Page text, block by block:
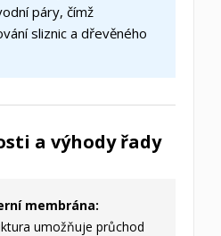
páry, čímž
sliznic a dřevěného
a výhody řady
membrána:
umožňuje průchod